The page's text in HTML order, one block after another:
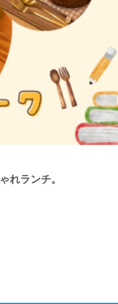
れランチ。